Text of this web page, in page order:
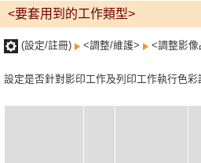
<要套用到的工作類型>
(設定/註冊) <調整/維護> <調整影像
設定是否針對影印工作及列印工作執行色彩